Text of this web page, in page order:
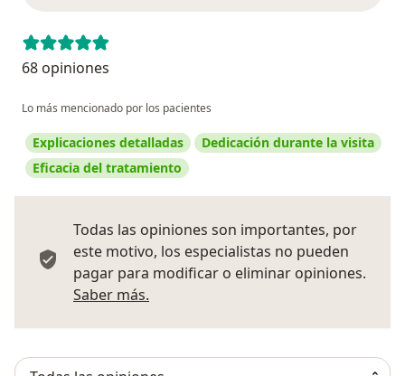
68 opiniones
Lo más mencionado por los pacientes
Explicaciones detalladas
Dedicación durante la visita
Eficacia del tratamiento
Todas las opiniones son importantes, por
este motivo, los especialistas no pueden
pagar para modificar o eliminar opiniones.
Saber más.